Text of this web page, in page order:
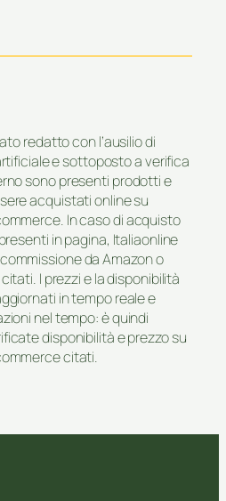
redatto con l’ausilio di
e sottoposto a verifica
sono presenti prodotti e
acquistati online su
In caso di acquisto
in pagina, Italiaonline
da Amazon o
I prezzi e la disponibilità
in tempo reale e
nel tempo: è quindi
disponibilità e prezzo su
citati.